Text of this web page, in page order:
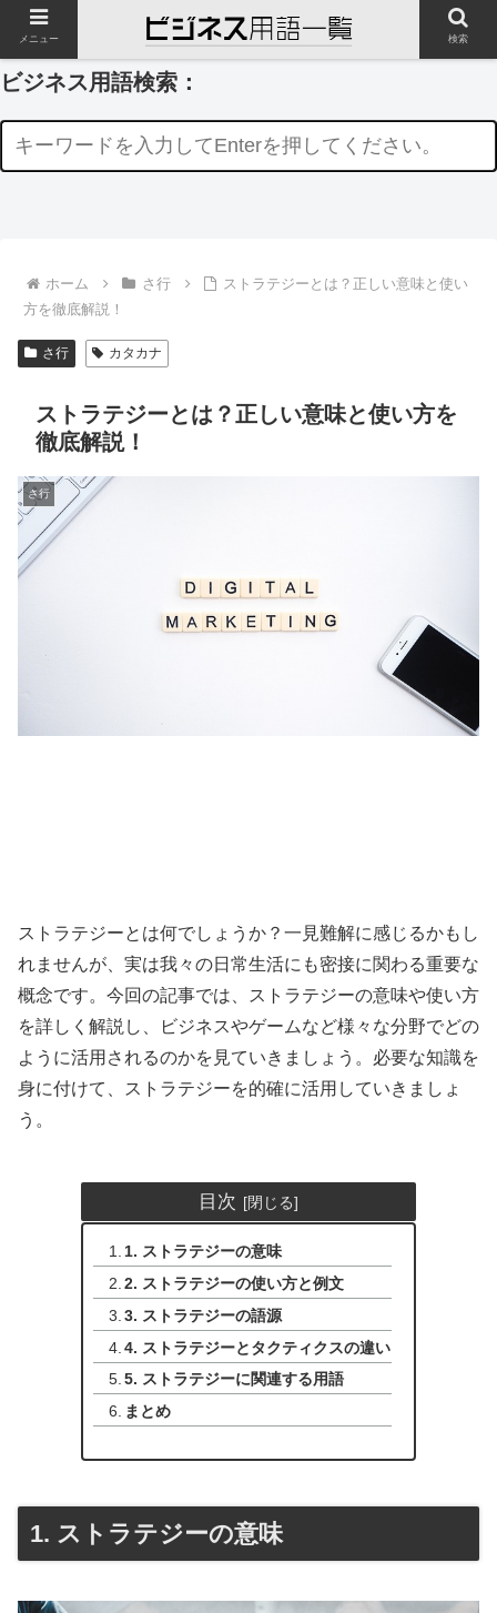
ビジネス用語検索：
ホーム さ行
ストラテジーとは？正しい意味と使い
方を徹底解説！
さ行 カタカナ
ストラテジーとは？正しい意味と使い方を
徹底解説！
さ行
ストラテジーとは何でしょうか？一見難解に感じるかもし
れませんが、実は我々の日常生活にも密接に関わる重要な
概念です。今回の記事では、ストラテジーの意味や使い方
を詳しく解説し、ビジネスやゲームなど様々な分野でどの
ように活用されるのかを見ていきましょう。必要な知識を
身に付けて、ストラテジーを的確に活用していきましょ
う。
目次
1. ストラテジーの意味
2. ストラテジーの使い方と例文
3. ストラテジーの語源
4. ストラテジーとタクティクスの違い
5. ストラテジーに関連する用語
まとめ
1. ストラテジーの意味
メニュー 検索